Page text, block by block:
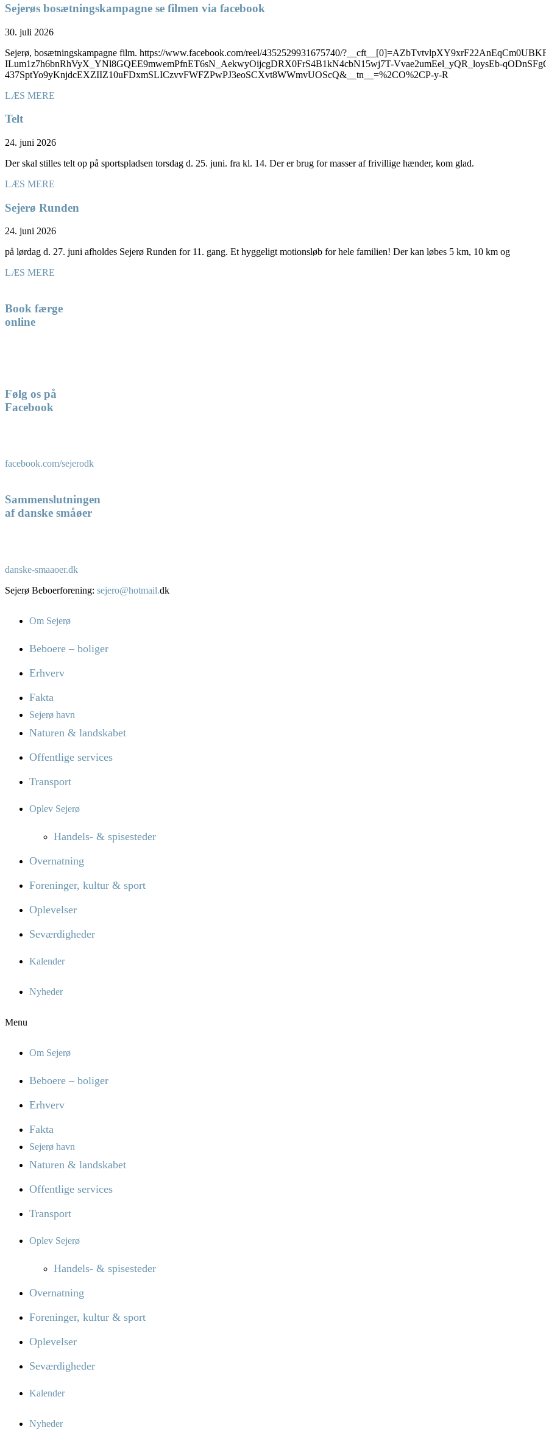
Sejerøs bosætningskampagne se filmen via facebook
30. juli 2026
Sejerø, bosætningskampagne film. https://www.facebook.com/reel/4352529931675740/
ILum1z7h6bnRhVyX_YNl8GQEE9mwemPfnET6sN_AekwyOijcgDRX0FrS4B1kN4cbN15wj7T-Vvae2umEel_yQR_loysEb-
437SptYo9yKnjdcEXZIIZ10uFDxmSLICzvvFWFZPwPJ3eoSCXvt8WWmvUOScQ&__tn__=%2CO%2CP-y-R
LÆS MERE
Telt
24. juni 2026
Der skal stilles telt op på sportspladsen torsdag d. 25. juni. fra kl. 14. Der er brug for masser af frivillige hænder, kom glad.
LÆS MERE
Sejerø Runden
24. juni 2026
på lørdag d. 27. juni afholdes Sejerø Runden for 11. gang. Et hyggeligt motionsløb for hele familien! Der kan løbes 5 km, 10 km og
LÆS MERE
Book færge
online
Følg os på
Facebook
facebook.com/sejerodk
Sammenslutningen
af danske småøer
danske-smaaoer.dk
Sejerø Beboerforening: sejero@hotmail.dk
Om Sejerø
Beboere – boliger
Erhverv
Fakta
Sejerø havn
Naturen & landskabet
Offentlige services
Transport
Oplev Sejerø
Handels- & spisesteder
Overnatning
Foreninger, kultur & sport
Oplevelser
Seværdigheder
Kalender
Nyheder
Menu
Om Sejerø
Beboere – boliger
Erhverv
Fakta
Sejerø havn
Naturen & landskabet
Offentlige services
Transport
Oplev Sejerø
Handels- & spisesteder
Overnatning
Foreninger, kultur & sport
Oplevelser
Seværdigheder
Kalender
Nyheder